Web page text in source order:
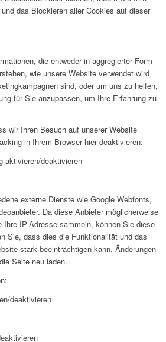
das Blockieren aller Cookies auf dieser
die entweder in aggregierter Form
wie unsere Website verwendet wird
sind, oder um uns zu helfen,
für Sie anzupassen, um Ihre Erfahrung zu
wir Ihren Besuch auf unserer Website
in Ihrem Browser hier deaktivieren:
aktivieren/deaktivieren
externe Dienste wie Google Webfonts,
Da diese Anbieter möglicherweise
Ihre IP-Adresse sammeln, können Sie diese
Sie, dass dies die Funktionalität und das
stark beeinträchtigen kann. Änderungen
Seite neu laden.
deaktivieren